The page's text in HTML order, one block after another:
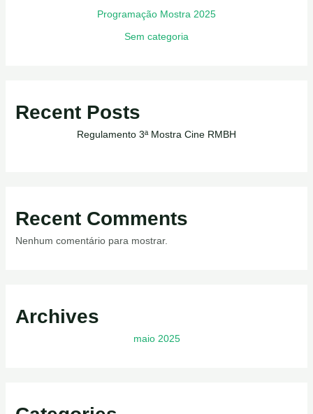
Programação Mostra 2025
Sem categoria
Recent Posts
Regulamento 3ª Mostra Cine RMBH
Recent Comments
Nenhum comentário para mostrar.
Archives
maio 2025